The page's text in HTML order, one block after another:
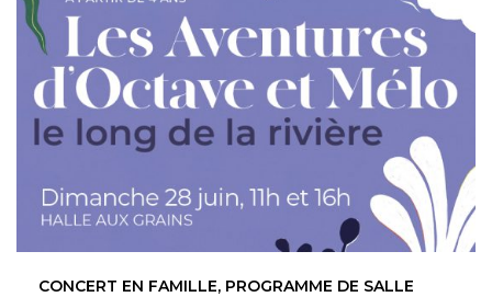
CONCERT EN FAMILLE, PROGRAMME DE SALLE